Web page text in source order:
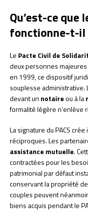
Qu’est-ce que
fonctionne-t-il
Le Pacte Civil de
deux personnes
en 1999, ce dispositif
souplesse
devant un notaireou à la
formalité légère n’enlève
La signature du PACS
réciproques. Les
assistance mutuelle.
contractées pour les
patrimonial par défaut
conservant la propriété
couples peuvent
biens acquis pendant le